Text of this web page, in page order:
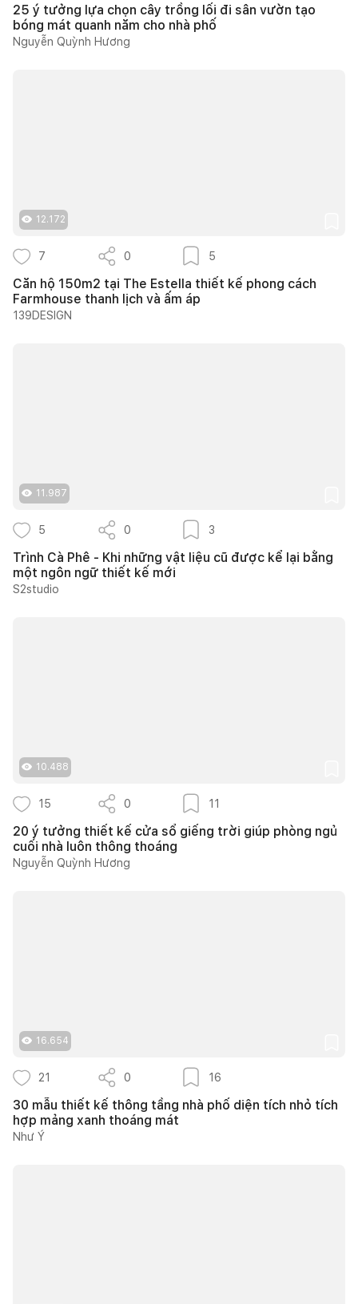
25 ý tưởng lựa chọn cây trồng lối đi sân vườn tạo
bóng mát quanh năm cho nhà phố
Nguyễn Quỳnh Hương
12.172
7 0 5
Căn hộ 150m2 tại The Estella thiết kế phong cách
Farmhouse thanh lịch và ấm áp
139DESIGN
11.987
5 0 3
Trình Cà Phê - Khi những vật liệu cũ được kể lại bằng
một ngôn ngữ thiết kế mới
S2studio
10.488
15 0 11
20 ý tưởng thiết kế cửa sổ giếng trời giúp phòng ngủ
cuối nhà luôn thông thoáng
Nguyễn Quỳnh Hương
16.654
21 0 16
30 mẫu thiết kế thông tầng nhà phố diện tích nhỏ tích
hợp mảng xanh thoáng mát
Như Ý